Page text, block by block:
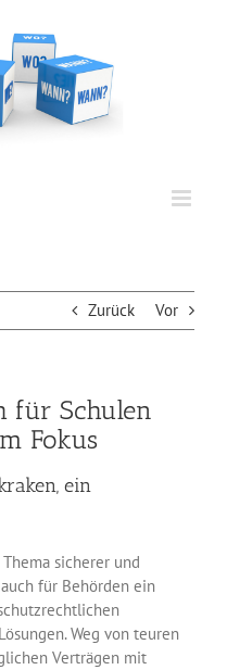
Zurück Vor
für Schulen
Fokus
ein
sicherer und
für Behörden ein
Weg von teuren
Verträgen mit